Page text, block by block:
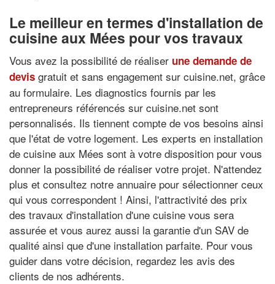
Le meilleur en termes d'installation de
cuisine aux Mées pour vos travaux
Vous avez la possibilité de réaliser une demande de
devis gratuit et sans engagement sur cuisine.net, grâce
au formulaire. Les diagnostics fournis par les
entrepreneurs référencés sur cuisine.net sont
personnalisés. Ils tiennent compte de vos besoins ainsi
que l'état de votre logement. Les experts en installation
de cuisine aux Mées sont à votre disposition pour vous
donner la possibilité de réaliser votre projet. N'attendez
plus et consultez notre annuaire pour sélectionner ceux
qui vous correspondent ! Ainsi, l'attractivité des prix
des travaux d'installation d'une cuisine vous sera
assurée et vous aurez aussi la garantie d'un SAV de
qualité ainsi que d'une installation parfaite. Pour vous
guider dans votre décision, regardez les avis des
clients de nos adhérents.